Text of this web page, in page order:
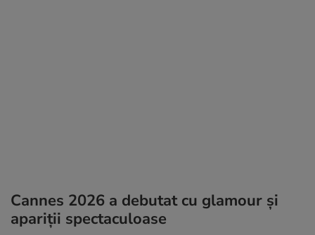
Cannes 2026 a debutat cu glamour și
apariții spectaculoase